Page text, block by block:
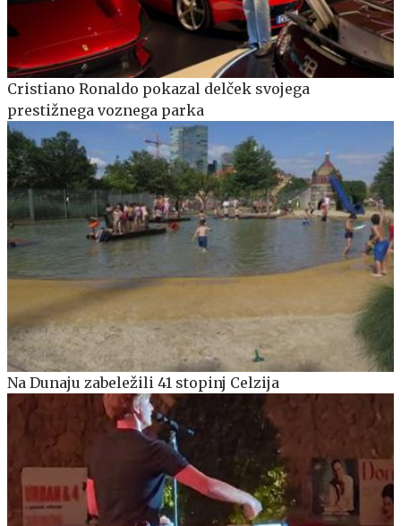
Cristiano Ronaldo pokazal delček svojega
prestižnega voznega parka
Na Dunaju zabeležili 41 stopinj Celzija